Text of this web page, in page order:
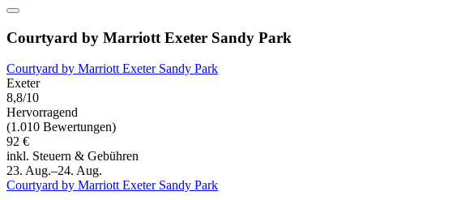
Courtyard by Marriott Exeter Sandy Park
Courtyard by Marriott Exeter Sandy Park
Exeter
8,8/10
Hervorragend
(1.010 Bewertungen)
92 €
inkl. Steuern & Gebühren
23. Aug.–24. Aug.
Courtyard by Marriott Exeter Sandy Park